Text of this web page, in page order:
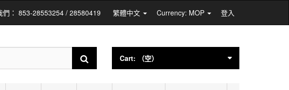
： 853-28553254 / 28580419 繁體中文 Currency: MOP 登入
Cart: （空）